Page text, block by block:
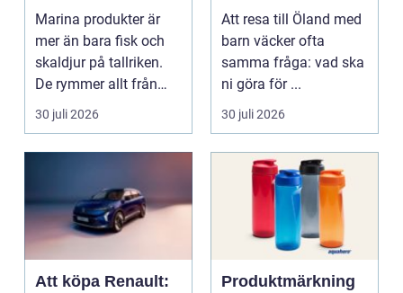
hållbara
upplevelser
Marina produkter är
mer än bara fisk och
skaldjur på tallriken.
De rymmer allt från
mat och hälsa ti...
30 juli 2026
hela familjen
Att resa till Öland med
barn väcker ofta
samma fråga: vad ska
ni göra för ...
30 juli 2026
Att köpa Renault:
Produktmärkning